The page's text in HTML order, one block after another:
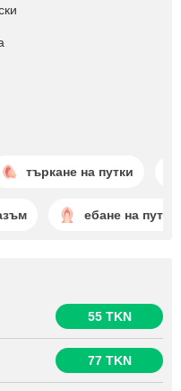
търкане на путки
ебане на путки
55 TKN
77 TKN